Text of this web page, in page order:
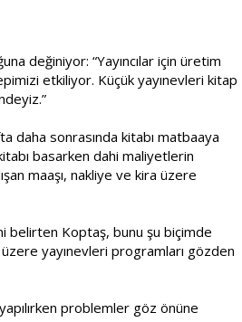
değiniyor: “Yayıncılar için üretim
etkiliyor. Küçük yayınevleri kitap
daha sonrasında kitabı matbaaya
basarken dahi maliyetlerin
maaşı, nakliye ve kira üzere
belirten Koptaş, bunu şu biçimde
üzere yayınevleri programları gözden
problemler göz önüne